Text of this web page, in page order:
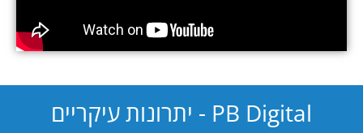
PB Digital - יתרונות עיקריים